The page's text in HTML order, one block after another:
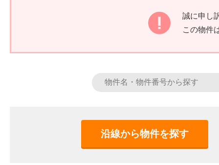
誠に申し
この物件
沿線から物件を探す